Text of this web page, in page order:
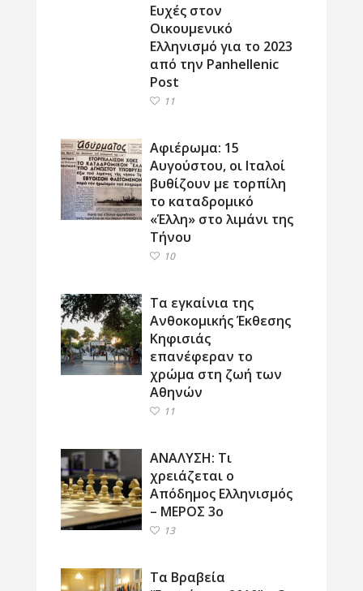
Ευχές στον
Οικουμενικό
Ελληνισμό για το 2023
από την Panhellenic
Post
11
Αφιέρωμα: 15
Αυγούστου, οι Ιταλοί
βυθίζουν με τορπίλη
το καταδρομικό
«Έλλη» στο λιμάνι της
Τήνου
10
Τα εγκαίνια της
Ανθοκομικής Έκθεσης
Κηφισιάς
επανέφεραν το
χρώμα στη ζωή των
Αθηνών
11
ΑΝΑΛΥΣΗ: Τι
χρειάζεται ο
Απόδημος Ελληνισμός
– ΜΕΡΟΣ 3ο
13
Τα Βραβεία